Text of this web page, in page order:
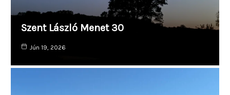
Szent László Menet 30
Jún 19, 2026